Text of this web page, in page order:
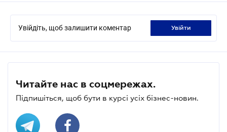
Увійдіть, щоб залишити коментар увійти
Читайте нас в соцмережах.
Підпишіться, щоб бути в курсі усіх бізнес-новин.